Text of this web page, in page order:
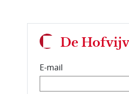
De
E-mail